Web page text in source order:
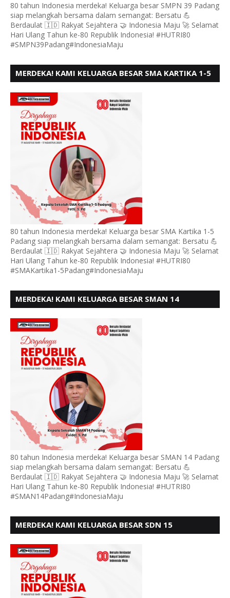
80 tahun Indonesia merdeka! Keluarga besar SMPN 39 Padang
siap melangkah bersama dalam semangat: Bersatu 💪
Berdaulat 🇮🇩 Rakyat Sejahtera 🤝 Indonesia Maju 🚀 Selamat
Hari Ulang Tahun ke-80 Republik Indonesia! #HUTRI80
#SMPN39Padang#IndonesiaMaju
MERDEKA! KAMI KELUARGA BESAR SMA KARTIKA 1-5
BERSATU BERD
80 tahun Indonesia merdeka! Keluarga besar SMA Kartika 1-5
Padang siap melangkah bersama dalam semangat: Bersatu 💪
Berdaulat 🇮🇩 Rakyat Sejahtera 🤝 Indonesia Maju 🚀 Selamat
Hari Ulang Tahun ke-80 Republik Indonesia! #HUTRI80
#SMAKartika1-5Padang#IndonesiaMaju
MERDEKA! KAMI KELUARGA BESAR SMAN 14
80 tahun Indonesia merdeka! Keluarga besar SMAN 14 Padang
siap melangkah bersama dalam semangat: Bersatu 💪
Berdaulat 🇮🇩 Rakyat Sejahtera 🤝 Indonesia Maju 🚀 Selamat
Hari Ulang Tahun ke-80 Republik Indonesia! #HUTRI80
#SMAN14Padang#IndonesiaMaju
MERDEKA! KAMI KELUARGA BESAR SDN 15